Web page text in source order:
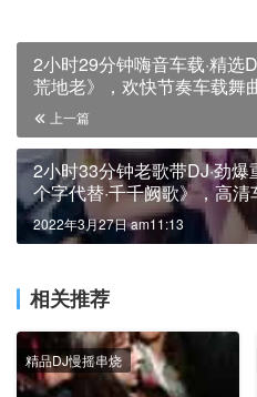
2小时29分钟嗨音车载·精选
荒地老》，欢快节奏车载舞
上一篇
2小时33分钟老歌带DJ·劲
个字代替·千千阙歌》，高
2022年3月27日 am11:13
相关推荐
精品DJ慢摇串烧